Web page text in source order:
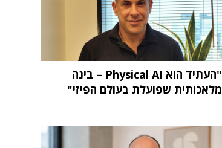
"העתיד הוא Physical AI – בינה
מלאכותית שפועלת בעולם הפיזי"